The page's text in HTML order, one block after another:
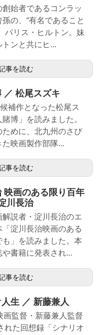
始者であるコンラッ
の、“有名であること
パリス・ヒルトン。妹
ンと共にヒ...
事を読む
／ 松尾スズキ
補作となった松尾ス
博」を読みました。
めに、北九州のさび
映画製作部隊...
事を読む
映画のある限り百年
川長治
説者・淀川長治のエ
淀川長治映画のある
も」を読みました。本
書籍に発表され...
事を読む
人生 ／ 新藤兼人
画監督・新藤兼人監督
れた回想録「シナリオ